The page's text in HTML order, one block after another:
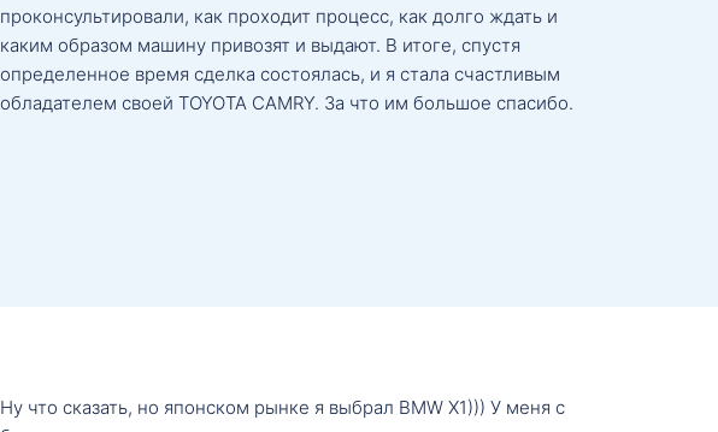
проконсультировали, как проходит процесс, как долго ждать и
каким образом машину привозят и выдают. В итоге, спустя
определенное время сделка состоялась, и я стала счастливым
обладателем своей TOYOTA CAMRY. За что им большое спасибо.
Ну что сказать, но японском рынке я выбрал BMW X1))) У меня с